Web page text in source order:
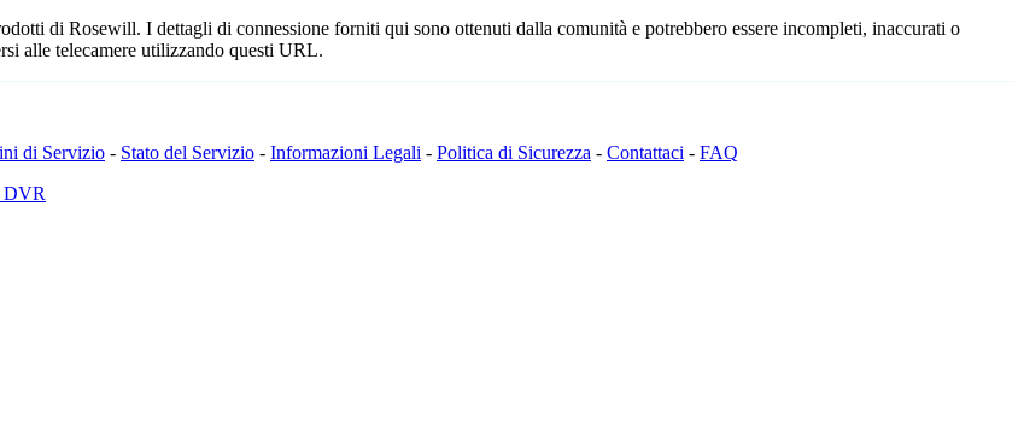
di Rosewill. I dettagli di connessione forniti qui sono ottenuti dalla comunità e potrebbero essere incompleti, inaccurati o
alle telecamere utilizzando questi URL.
di Servizio - Stato del Servizio - Informazioni Legali - Politica di Sicurezza - Contattaci - FAQ
DVR